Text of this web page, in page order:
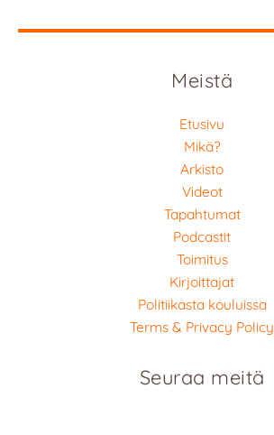
Meistä
Etusivu
Mikä?
Arkisto
Videot
Tapahtumat
Podcastit
Toimitus
Kirjoittajat
Politiikasta kouluissa
Terms & Privacy Policy
Seuraa meitä